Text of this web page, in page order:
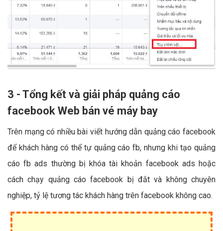
3 - Tổng kết và giải pháp quảng cáo
facebook Web bán vé máy bay
Trên mạng có nhiều bài viết hướng dẫn quảng cáo facebook
để khách hàng có thể tự quảng cáo fb, nhưng khi tạo quảng
cáo fb ads thường bị khóa tài khoản facebook ads hoặc
cách chạy quảng cáo facebook bị đắt và không chuyên
nghiệp, tỷ lệ tương tác khách hàng trên facebook không cao.